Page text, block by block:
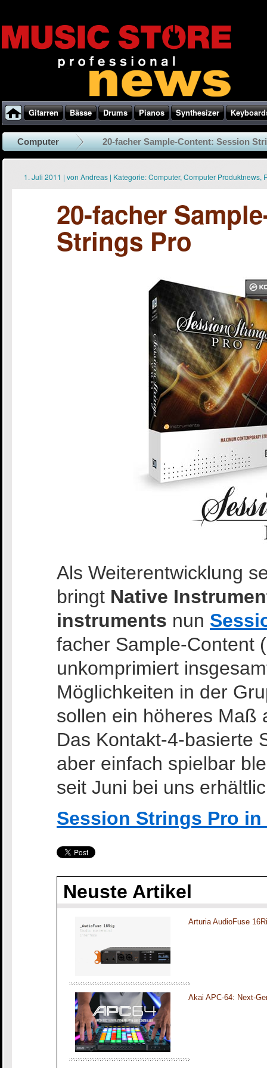
Gitarren Bässe Drums Pianos Synthesizer
Computer 20-facher Sample-Content: Session
1. Juli 2011 | von Andreas | Kategorie:Computer, Computer Produktnews,
20-facher
Strings Pro
Als Weiterentwicklung
bringt Native
instruments nun
facher Sample-Content
unkomprimiert
Möglichkeiten in der
sollen ein höheres Maß
Das Kontakt-4-basierte
aber einfach spielbar
seit Juni bei uns
Session Strings Pro
Neuste Artikel
Arturia AudioFuse
Akai APC-64: Next-